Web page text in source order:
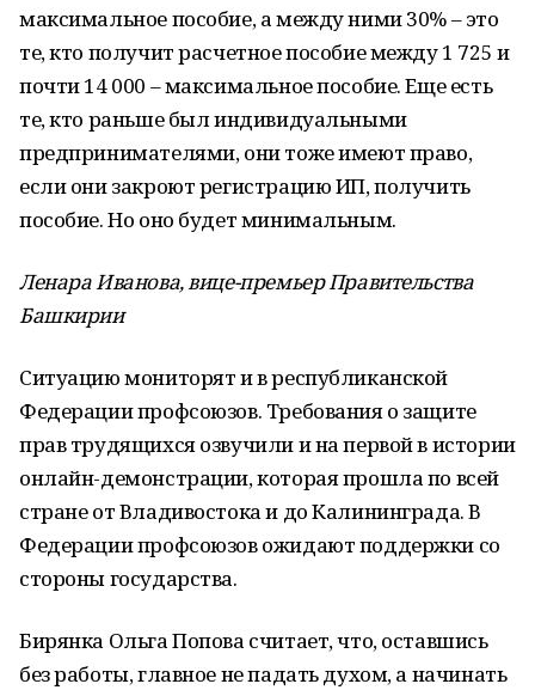
максимальное пособие, а между ними 30% – это
те, кто получит расчетное пособие между 1 725 и
почти 14 000 – максимальное пособие. Еще есть
те, кто раньше был индивидуальными
предпринимателями, они тоже имеют право,
если они закроют регистрацию ИП, получить
пособие. Но оно будет минимальным.
Ленара Иванова, вице-премьер Правительства
Башкирии
Ситуацию мониторят и в республиканской
Федерации профсоюзов. Требования о защите
прав трудящихся озвучили и на первой в истории
онлайн-демонстрации, которая прошла по всей
стране от Владивостока и до Калининграда. В
Федерации профсоюзов ожидают поддержки со
стороны государства.
Бирянка Ольга Попова считает, что, оставшись
без работы, главное не падать духом, а начинать